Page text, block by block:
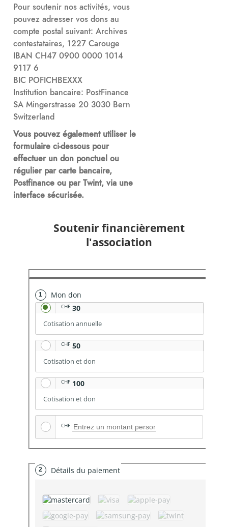
Pour soutenir nos activités, vous
pouvez adresser vos dons au
compte postal suivant: Archives
contestataires, 1227 Carouge
IBAN CH47 0900 0000 1014
9117 6
BIC POFICHBEXXX
Institution bancaire: PostFinance
SA Mingerstrasse 20 3030 Bern
Switzerland
Vous pouvez également utiliser le
formulaire ci-dessous pour
effectuer un don ponctuel ou
régulier par carte bancaire,
Postfinance ou par Twint, via une
interface sécurisée.